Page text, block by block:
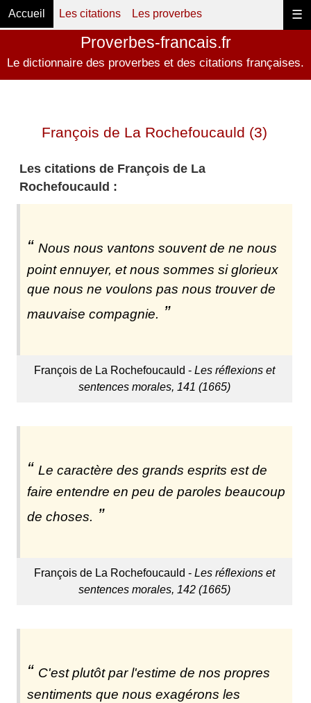
☰
Accueil Les citations Les proverbes
Proverbes-francais.fr
Le dictionnaire des proverbes et des citations françaises.
François de La Rochefoucauld (3)
Les citations de François de La
Rochefoucauld :
Nous nous vantons souvent de ne nous
point ennuyer, et nous sommes si glorieux
que nous ne voulons pas nous trouver de
mauvaise compagnie.
François de La Rochefoucauld - Les réflexions et
sentences morales, 141 (1665)
Le caractère des grands esprits est de
faire entendre en peu de paroles beaucoup
de choses.
François de La Rochefoucauld - Les réflexions et
sentences morales, 142 (1665)
C'est plutôt par l'estime de nos propres
sentiments que nous exagérons les